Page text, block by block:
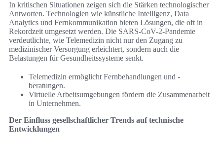
In kritischen Situationen zeigen sich die Stärken technologischer
Antworten. Technologien wie künstliche Intelligenz, Data
Analytics und Fernkommunikation bieten Lösungen, die oft in
Rekordzeit umgesetzt werden. Die SARS-CoV-2-Pandemie
verdeutlichte, wie Telemedizin nicht nur den Zugang zu
medizinischer Versorgung erleichtert, sondern auch die
Belastungen für Gesundheitssysteme senkt.
Telemedizin ermöglicht Fernbehandlungen und -
beratungen.
Virtuelle Arbeitsumgebungen fördern die Zusammenarbeit
in Unternehmen.
Der Einfluss gesellschaftlicher Trends auf technische
Entwicklungen